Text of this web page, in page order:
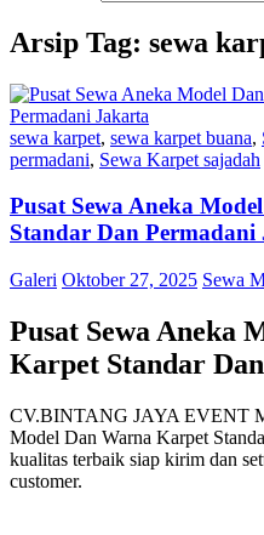
Arsip Tag: sewa
sewa karpet, sewa karpet buana,
permadani, Sewa Karpet sajadah
Pusat Sewa Aneka
Standar Dan
Galeri Oktober 27, 2025 Sewa
Pusat Sewa Aneka
Karpet Standar
CV.BINTANG JAYA EVENT
Model Dan Warna Karpet
kualitas terbaik siap kirim dan
customer.